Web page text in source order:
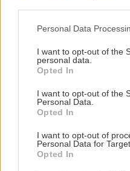
Please note that this
not limited to your visit or
grant or deny consent to
use your data for below
consent section.
Personal Data
I want to opt-out of the
personal data.
Opted In
I want to opt-out of the
Personal Data.
Opted In
I want to opt-out of
Personal Data for
Opted In